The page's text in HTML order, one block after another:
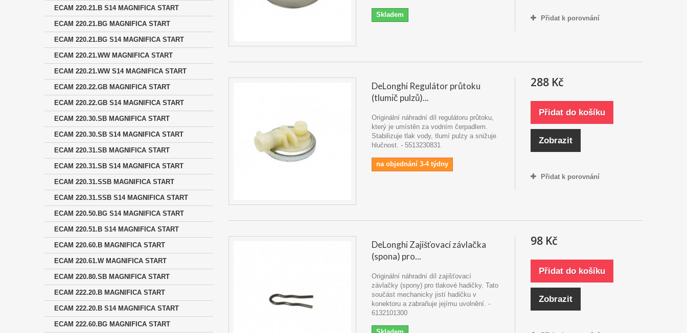
ECAM 220.21.B S14 MAGNIFICA START
ECAM 220.21.BG MAGNIFICA START
ECAM 220.21.BG S14 MAGNIFICA START
ECAM 220.21.WW MAGNIFICA START
ECAM 220.21.WW S14 MAGNIFICA START
ECAM 220.22.GB MAGNIFICA START
ECAM 220.22.GB S14 MAGNIFICA START
ECAM 220.30.SB MAGNIFICA START
ECAM 220.30.SB S14 MAGNIFICA START
ECAM 220.31.SB MAGNIFICA START
ECAM 220.31.SB S14 MAGNIFICA START
ECAM 220.31.SSB MAGNIFICA START
ECAM 220.31.SSB S14 MAGNIFICA START
ECAM 220.50.BG S14 MAGNIFICA START
ECAM 220.51.B S14 MAGNIFICA START
ECAM 220.60.B MAGNIFICA START
ECAM 220.61.W MAGNIFICA START
ECAM 220.80.SB MAGNIFICA START
ECAM 222.20.B MAGNIFICA START
ECAM 222.20.B S14 MAGNIFICA START
ECAM 222.60.BG MAGNIFICA START
Skladem Přidat k porovnání
DeLonghi Regulátor průtoku
(tlumič pulzů)...
Originální náhradní díl regulátoru průtoku,
který je umístěn za vodním čerpadlem.
Stabilizuje tlak vody, tlumí pulzy a snižuje
hlučnost. - 5513230831
na objednání 3-4 týdny
288 Kč
Přidat do košíku
Zobrazit
Přidat k porovnání
DeLonghi Zajišťovací závlačka
(spona) pro...
Originální náhradní díl zajišťovací
závlačky (spony) pro tlakové hadičky. Tato
součást mechanicky jistí hadičku v
konektoru a zabraňuje jejímu uvolnění. -
6132101300
98 Kč
Přidat do košíku
Zobrazit